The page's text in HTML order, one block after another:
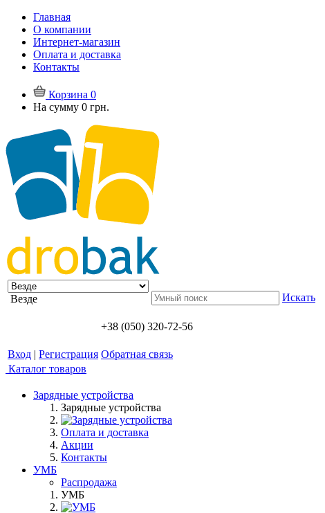
Главная
О компании
Интернет-магазин
Оплата и доставка
Контакты
Корзина 0
На сумму 0 грн.
Везде Искать
+38 (050) 320-72-56
Вход | Регистрация Обратная связь
Каталог товаров
Зарядные устройства
Зарядные устройства
Оплата и доставка
Акции
Контакты
УМБ
Распродажа
УМБ